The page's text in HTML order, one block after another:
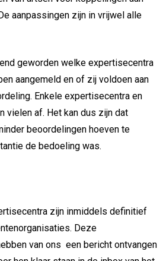
aanpassingen zijn in vrijwel alle
geworden welke expertisecentra
aangemeld en of zij voldoen aan
Enkele expertisecentra en
vielen af. Het kan dus zijn dat
beoordelingen hoeven te
de bedoeling was.
zijn inmiddels definitief
Deze
van ons een bericht ontvangen